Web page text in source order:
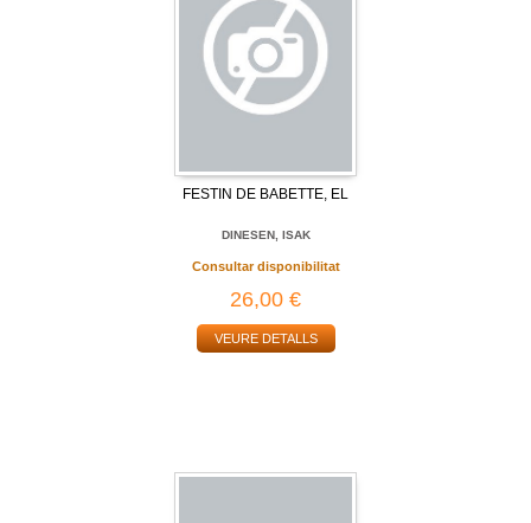
FESTIN DE BABETTE, EL
DINESEN, ISAK
Consultar disponibilitat
26,00 €
VEURE DETALLS